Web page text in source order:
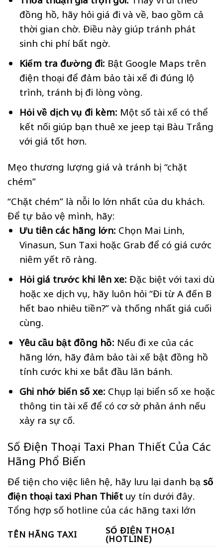
đồng hồ, hãy hỏi giá đi và về, bao gồm cả
thời gian chờ. Điều này giúp tránh phát
sinh chi phí bất ngờ.
Kiểm tra đường đi: Bật Google Maps trên
điện thoại để đảm bảo tài xế đi đúng lộ
trình, tránh bị đi lòng vòng.
Hỏi về dịch vụ đi kèm: Một số tài xế có thể
kết nối giúp bạn thuê xe jeep tại Bàu Trắng
với giá tốt hơn.
Mẹo thương lượng giá và tránh bị “chặt
chém”
“Chặt chém” là nỗi lo lớn nhất của du khách.
Để tự bảo vệ mình, hãy:
Ưu tiên các hãng lớn: Chọn Mai Linh,
Vinasun, Sun Taxi hoặc Grab để có giá cước
niêm yết rõ ràng.
Hỏi giá trước khi lên xe: Đặc biệt với taxi dù
hoặc xe dịch vụ, hãy luôn hỏi “Đi từ A đến B
hết bao nhiêu tiền?” và thống nhất giá cuối
cùng.
Yêu cầu bật đồng hồ: Nếu đi xe của các
hãng lớn, hãy đảm bảo tài xế bật đồng hồ
tính cước khi xe bắt đầu lăn bánh.
Ghi nhớ biển số xe: Chụp lại biển số xe hoặc
thông tin tài xế để có cơ sở phản ánh nếu
xảy ra sự cố.
Số Điện Thoại Taxi Phan Thiết Của Các
Hãng Phổ Biến
Để tiện cho việc liên hệ, hãy lưu lại danh bạ số
điện thoại taxi Phan Thiết uy tín dưới đây.
Tổng hợp số hotline của các hãng taxi lớn
TÊN HÃNG TAXI SỐ ĐIỆN THOẠI
(HOTLINE)